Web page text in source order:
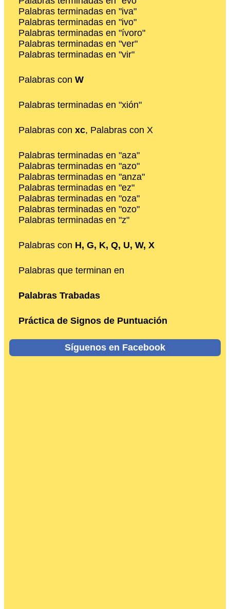
Palabras terminadas en "iva"
Palabras terminadas en "ivo"
Palabras terminadas en "ívoro"
Palabras terminadas en "ver"
Palabras terminadas en "vir"
Palabras con W
Palabras terminadas en "xión"
Palabras con xc, Palabras con X
Palabras terminadas en "aza"
Palabras terminadas en "azo"
Palabras terminadas en "anza"
Palabras terminadas en "ez"
Palabras terminadas en "oza"
Palabras terminadas en "ozo"
Palabras terminadas en "z"
Palabras con H, G, K, Q, U, W, X
Palabras que terminan en
Palabras Trabadas
Práctica de Signos de Puntuación
Síguenos en Facebook